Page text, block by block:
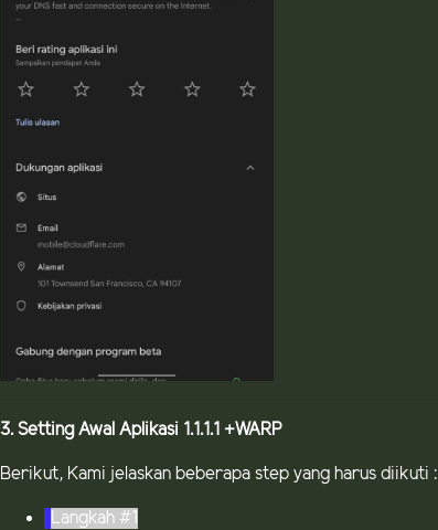
3. Setting Awal Aplikasi 1.1.1.1 +WARP
Berikut, Kami jelaskan beberapa step yang harus diikuti :
Langkah #1